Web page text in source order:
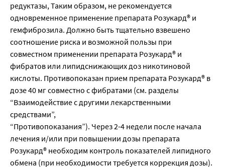
редуктазы, Таким образом, не рекомендуется
одновременное применение препарата Розукард® и
гемфиброзила. Должно быть тщательно взвешено
соотношение риска и возможной пользы при
совместном применении препарата Розукард® и
фибратов или липидснижающих доз никотиновой
кислоты. Противопоказан прием препарата Розукард® в
дозе 40 мг совместно с фибратами (см. разделы
“Взаимодействие с другими лекарственными
средствами”,
“Противопоказания”). Через 2-4 недели после начала
лечения и/или при повышении дозы препарата
Розукард® необходим контроль показателей липидного
обмена (при необходимости требуется коррекция дозы).